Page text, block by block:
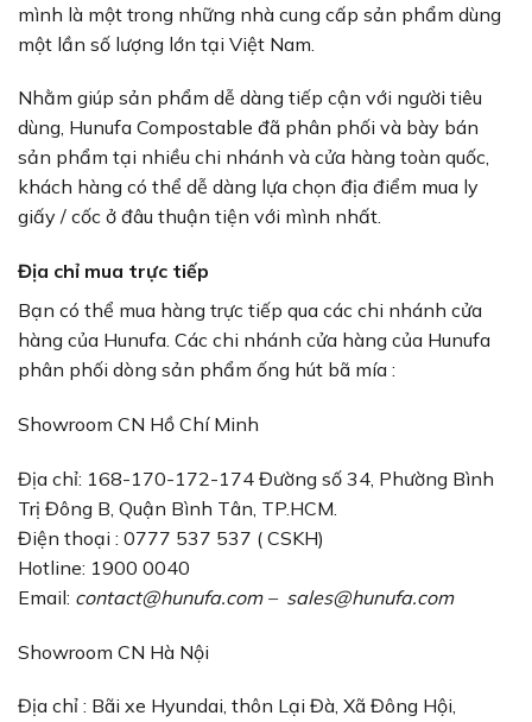
mình là một trong những nhà cung cấp sản phẩm dùng
một lần số lượng lớn tại Việt Nam.
Nhằm giúp sản phẩm dễ dàng tiếp cận với người tiêu
dùng, Hunufa Compostable đã phân phối và bày bán
sản phẩm tại nhiều chi nhánh và cửa hàng toàn quốc,
khách hàng có thể dễ dàng lựa chọn địa điểm mua ly
giấy / cốc ở đâu thuận tiện với mình nhất.
Địa chỉ mua trực tiếp
Bạn có thể mua hàng trực tiếp qua các chi nhánh cửa
hàng của Hunufa. Các chi nhánh cửa hàng của Hunufa
phân phối dòng sản phẩm ống hút bã mía :
Showroom CN Hồ Chí Minh
Địa chỉ: 168-170-172-174 Đường số 34, Phường Bình
Trị Đông B, Quận Bình Tân, TP.HCM.
Điện thoại : 0777 537 537 ( CSKH)
Hotline: 1900 0040
Email: contact@hunufa.com– sales@hunufa.com
Showroom CN Hà Nội
Địa chỉ : Bãi xe Hyundai, thôn Lại Đà, Xã Đông Hội,